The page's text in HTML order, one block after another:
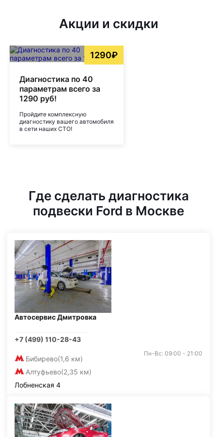
Акции и скидки
1290₽
Диагностика по 40
параметрам всего за
1290 руб!
Пройдите комплексную
диагностику вашего автомобиля
в сети наших СТО!
Где сделать диагностика
подвески Ford в Москве
Автосервис Дмитровка
+7 (499) 110-28-43
Бибирево(1,6 км)
Алтуфьево(2,35 км)
Пн-Вс: 09:00 - 21:00
Лобненская 4